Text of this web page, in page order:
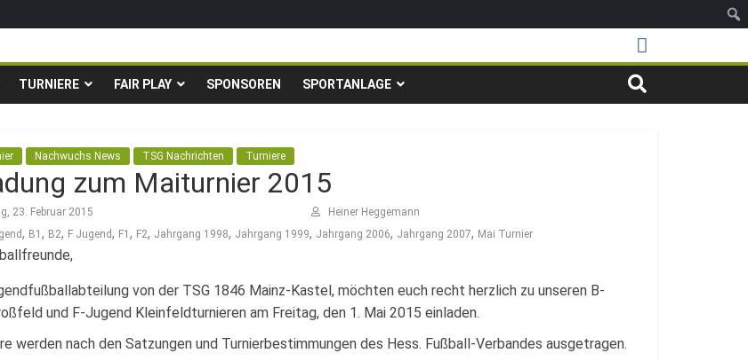
die Gruppenliga auf*
der TSG Kastel
für Hobbymannschaften
TURNIERE FAIR PLAY SPONSOREN SPORTANLAGE
Nachwuchs News TSG Nachrichten Turniere
zum Maiturnier 2015
23. Februar 2015
Heiner Heggemann
, B1 , B2, F Jugend, F1 , F2, Jahrgang 1998, Jahrgang 1999, Jahrgang 2006, Jahrgang 2007, Mai Turnier
von der TSG 1846 Mainz-Kastel, möchten euch recht herzlich zu unseren B-
und F-Jugend Kleinfeldturnieren am Freitag, den 1. Mai 2015 einladen.
werden nach den Satzungen und Turnierbestimmungen des Hess. Fußball-Verbandes ausgetragen.